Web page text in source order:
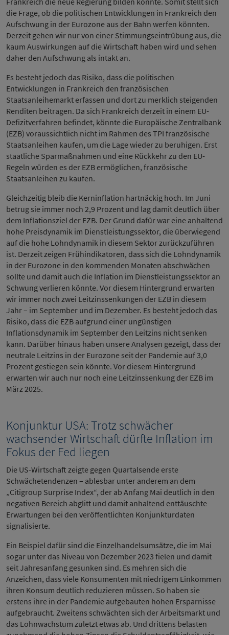
die Frage, ob die politischen Entwicklungen in Frankreich den
Aufschwung in der Eurozone aus der Bahn werfen könnten.
Derzeit gehen wir nur von einer Stimmungseintrübung aus, die
kaum Auswirkungen auf die Wirtschaft haben wird und sehen
daher den Aufschwung als intakt an.
Es besteht jedoch das Risiko, dass die politischen
Entwicklungen in Frankreich den französischen
Staatsanleihemarkt erfassen und dort zu merklich steigenden
Renditen beitragen. Da sich Frankreich derzeit in einem EU-
Defizitverfahren befindet, könnte die Europäische Zentralbank
(EZB) voraussichtlich nicht im Rahmen des TPI französische
Staatsanleihen kaufen, um die Lage wieder zu beruhigen. Erst
staatliche Sparmaßnahmen und eine Rückkehr zu den EU-
Regeln würden es der EZB ermöglichen, französische
Staatsanleihen zu kaufen.
Gleichzeitig bleib die Kerninflation hartnäckig hoch. Im Juni
betrug sie immer noch 2,9 Prozent und lag damit deutlich über
dem Inflationsziel der EZB. Der Grund dafür war eine anhaltend
hohe Preisdynamik im Dienstleistungssektor, die überwiegend
auf die hohe Lohndynamik in diesem Sektor zurückzuführen
ist. Derzeit zeigen Frühindikatoren, dass sich die Lohndynamik
in der Eurozone in den kommenden Monaten abschwächen
sollte und damit auch die Inflation im Dienstleistungssektor an
Schwung verlieren könnte. Vor diesem Hintergrund erwarten
wir immer noch zwei Leitzinssenkungen der EZB in diesem
Jahr – im September und im Dezember. Es besteht jedoch das
Risiko, dass die EZB aufgrund einer ungünstigen
Inflationsdynamik im September den Leitzins nicht senken
kann. Darüber hinaus haben unsere Analysen gezeigt, dass der
neutrale Leitzins in der Eurozone seit der Pandemie auf 3,0
Prozent gestiegen sein könnte. Vor diesem Hintergrund
erwarten wir auch nur noch eine Leitzinssenkung der EZB im
März 2025.
Konjunktur USA: Trotz schwächer
wachsender Wirtschaft dürfte Inflation im
Fokus der Fed liegen
Die US-Wirtschaft zeigte gegen Quartalsende erste
Schwächetendenzen – ablesbar unter anderem an dem
„Citigroup Surprise Index“, der ab Anfang Mai deutlich in den
negativen Bereich abglitt und damit anhaltend enttäuschte
Erwartungen bei den veröffentlichten Konjunkturdaten
signalisierte.
Ein Beispiel dafür sind die Einzelhandelsumsätze, die im Mai
sogar unter das Niveau von Dezember 2023 fielen und damit
seit Jahresanfang gesunken sind. Es mehren sich die
Anzeichen, dass viele Konsumenten mit niedrigem Einkommen
ihren Konsum deutlich reduzieren müssen. So haben sie
erstens ihre in der Pandemie aufgebauten hohen Ersparnisse
aufgebraucht. Zweitens schwächten sich der Arbeitsmarkt und
das Lohnwachstum zuletzt etwas ab. Und drittens belasten